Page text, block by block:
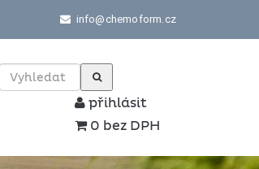
info@chemoform.cz
přihlásit
0 bez DPH